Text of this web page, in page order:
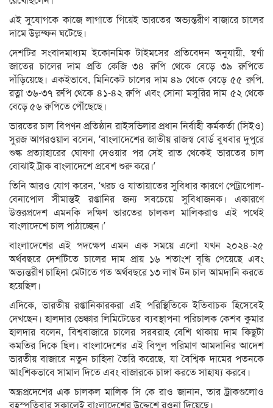
এই সুযোগকে কাজে লাগাতে গিয়েই ভারতের অভ্যন্তরীণ বাজারে চালের
দামে উল্লম্ফন ঘটেছে।
দেশটির সংবাদমাধ্যম ইকোনমিক টাইমসের প্রতিবেদন অনুযায়ী, স্বর্ণা
জাতের চালের দাম প্রতি কেজি ৩৪ রুপি থেকে বেড়ে ৩৯ রুপিতে
দাঁড়িয়েছে। একইভাবে, মিনিকেট চালের দাম ৪৯ থেকে বেড়ে ৫৫ রুপি,
রত্না ৩৬-৩৭ রুপি থেকে ৪১-৪২ রুপি এবং সোনা মসুরির দাম ৫২ থেকে
বেড়ে ৫৬ রুপিতে পৌঁছেছে।
ভারতের চাল বিপণন প্রতিষ্ঠান রাইসভিলার প্রধান নির্বাহী কর্মকর্তা (সিইও)
সুরজ আগরওয়াল বলেন, ‘বাংলাদেশের জাতীয় রাজস্ব বোর্ড বুধবার দুপুরে
শুল্ক প্রত্যাহারের ঘোষণা দেওয়ার পর সেই রাত থেকেই ভারতের চাল
বোঝাই ট্রাক বাংলাদেশে প্রবেশ শুরু করে।’
তিনি আরও যোগ করেন, ‘খরচ ও যাতায়াতের সুবিধার কারণে পেট্রাপোল-
বেনাপোল সীমান্তই রপ্তানির জন্য সবচেয়ে সুবিধাজনক। একারণে
উত্তরপ্রদেশ এমনকি দক্ষিণ ভারতের চালকল মালিকরাও এই পথেই
বাংলাদেশে চাল পাঠাচ্ছেন।’
বাংলাদেশের এই পদক্ষেপ এমন এক সময়ে এলো যখন ২০২৪-২৫
অর্থবছরে দেশটিতে চালের দাম প্রায় ১৬ শতাংশ বৃদ্ধি পেয়েছে এবং
অভ্যন্তরীণ চাহিদা মেটাতে গত অর্থবছরে ১৩ লাখ টন চাল আমদানি করতে
হয়েছিল।
এদিকে, ভারতীয় রপ্তানিকারকরা এই পরিস্থিতিকে ইতিবাচক হিসেবেই
দেখছেন। হালদার ভেঞ্চার লিমিটেডের ব্যবস্থাপনা পরিচালক কেশব কুমার
হালদার বলেন, বিশ্ববাজারে চালের সরবরাহ বেশি থাকায় দাম কিছুটা
কমতির দিকে ছিল। বাংলাদেশের এই বিপুল পরিমাণ আমদানির আদেশ
ভারতীয় বাজারে নতুন চাহিদা তৈরি করেছে, যা বৈশ্বিক দামের পতনকে
আংশিকভাবে সামাল দিতে এবং বাজারকে চাঙ্গা করতে সাহায্য করবে।
অন্ধ্রপ্রদেশের এক চালকল মালিক সি কে রাও জানান, তার ট্রাকগুলোও
বৃহস্পতিবার সকালেই বাংলাদেশের উদ্দেশে রওনা দিয়েছে।